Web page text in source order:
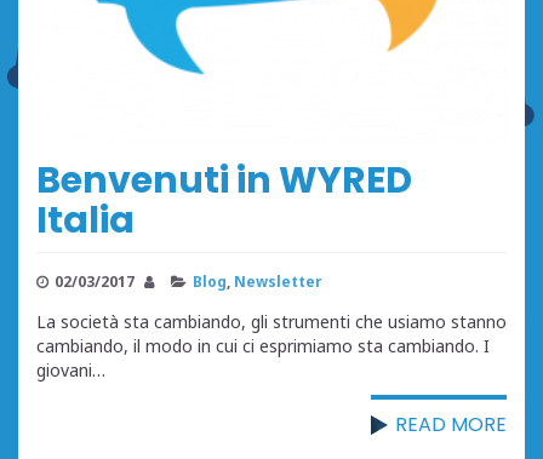
Benvenuti in WYRED
Italia
02/03/2017 Blog Newsletter
La società sta cambiando, gli strumenti che usiamo stanno
cambiando, il modo in cui ci esprimiamo sta cambiando. I
giovani…
READ MORE